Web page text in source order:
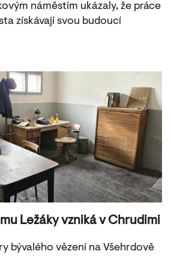
náměstím ukázaly, že práce
získávají svou budoucí
Ležáky vzniká v Chrudimi
bývalého vězení na Všehrdově